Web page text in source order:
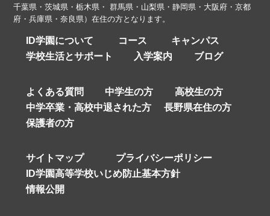
千葉県・茨城県・栃木県・ 群馬県・山梨県・静岡県・大阪府・京都
府・兵庫県・奈良県）在住の方となります。
ID学園について コース
キャンパス
学校生活とサポート
入学案内 ブログ
よくある質問 中学生の方
高校生の方
中学卒業・高校中退された方
長野県在住の方
保護者の方
サイトマップ
プライバシーポリシー
ID学園高等学校いじめ防止基本方針
情報公開